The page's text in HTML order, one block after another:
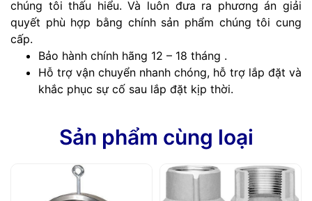
chúng tôi thấu hiểu. Và luôn đưa ra phương án giải
quyết phù hợp bằng chính sản phẩm chúng tôi cung
cấp.
Bảo hành chính hãng 12 – 18 tháng .
Hỗ trợ vận chuyển nhanh chóng, hỗ trợ lắp đặt và
khắc phục sự cố sau lắp đặt kịp thời.
Sản phẩm cùng loại